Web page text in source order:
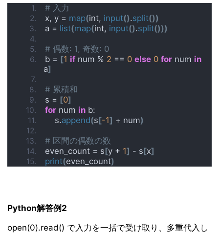
# 入力
x, y = map(int, input().split())
a = list(map(int, input().split()))
# 偶数: 1, 奇数: 0
b = [1 if num % 2 == 0 else 0 for num in
a]
# 累積和
s = [0]
for num in b:
    s.
append(s[-1] + num)
# 区間の偶数の数
even_count = s[y + 1] - s[x]
print(even_count)
Python解答例2
open(0).read() で入力を一括で受け取り、多重代入し